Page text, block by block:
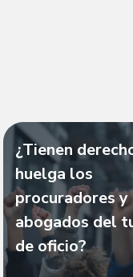
¿Tienen
huelga los
procuradores y
abogados del
de oficio?